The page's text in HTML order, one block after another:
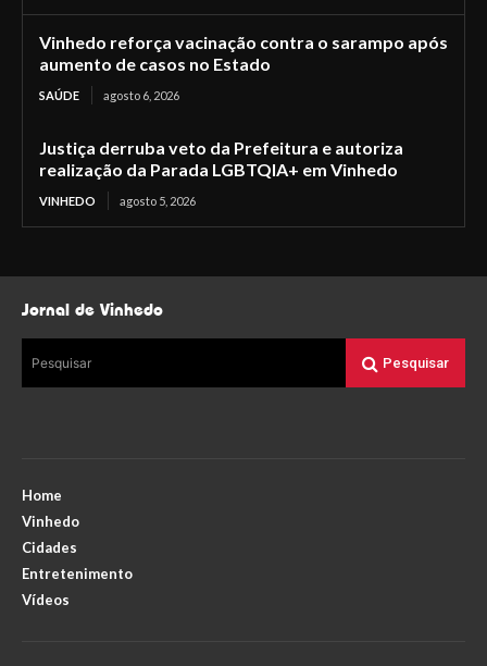
Vinhedo reforça vacinação contra o sarampo após
aumento de casos no Estado
SAÚDE agosto 6, 2026
Justiça derruba veto da Prefeitura e autoriza
realização da Parada LGBTQIA+ em Vinhedo
VINHEDO agosto 5, 2026
Jornal de Vinhedo
Pesquisar Pesquisar
Home
Vinhedo
Cidades
Entretenimento
Vídeos